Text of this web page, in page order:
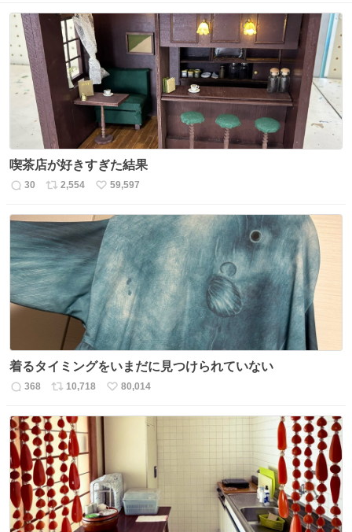
喫茶店が好きすぎた結果
返
数
30
リ
ス
ト
数
2,554
い
ね
数
59,597
着るタイミングをいまだに見つけられていない
返
数
368
リ
ス
ト
数
10,718
い
80,014